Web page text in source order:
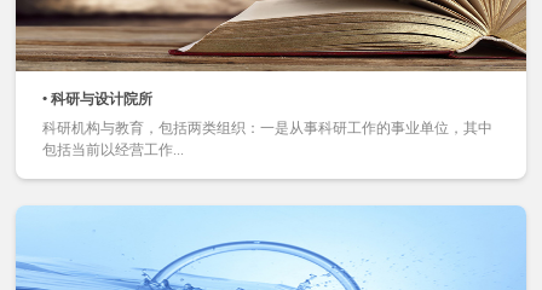
• 科研与设计院所
科研机构与教育，包括两类组织：一是从事科研工作的事业单位，其中
包括当前以经营工作...